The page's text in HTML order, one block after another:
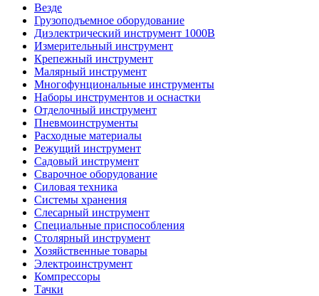
Везде
Грузоподъемное оборудование
Диэлектрический инструмент 1000В
Измерительный инструмент
Крепежный инструмент
Малярный инструмент
Многофунциональные инструменты
Наборы инструментов и оснастки
Отделочный инструмент
Пневмоинструменты
Расходные материалы
Режущий инструмент
Садовый инструмент
Сварочное оборудование
Силовая техника
Системы хранения
Слесарный инструмент
Специальные приспособления
Столярный инструмент
Хозяйственные товары
Электроинструмент
Компрессоры
Тачки